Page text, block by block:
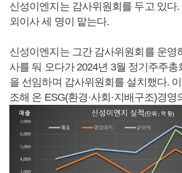
신성이엔지는 감사위원회를 두고 있다
외이사 세 명이 맡는다.
신성이엔지는 그간 감사위원회를 운영
사를 둬 오다가 2024년 3월 정기주주총
을 선임하며 감사위원회를 설치했다.
조해 온 ESG(환경·사회·지배구조)경영